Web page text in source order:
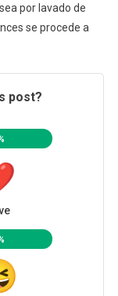
por lavado de
se procede a
post?